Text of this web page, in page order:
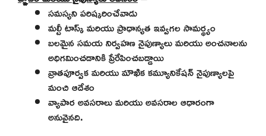
సమస్యని పరిష్కరించేవాడు
మల్టీ టాస్క్ మరియు ప్రాధాన్యత ఇవ్వగల సామర్థ్యం
బలమైన సమయ నిర్వహణ నైపుణ్యాలు మరియు అంచనాలను
అధిగమించడానికి ప్రేరేపించబడ్డాయి
వ్రాతపూర్వక మరియు మౌఖిక కమ్యూనికేషన్ నైపుణ్యాలపై
మంచి ఆదేశం
వ్యాపార అవసరాలు మరియు అవసరాల ఆధారంగా
అనువైనది.